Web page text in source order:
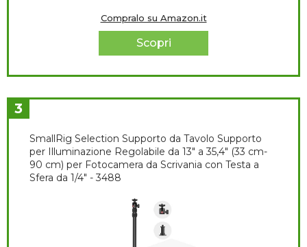
Compralo su Amazon.it
Scopri
3
SmallRig Selection Supporto da Tavolo Supporto
per Illuminazione Regolabile da 13" a 35,4" (33 cm-
90 cm) per Fotocamera da Scrivania con Testa a
Sfera da 1/4" - 3488